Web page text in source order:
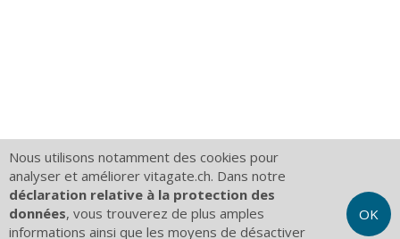
Nous utilisons notamment des cookies pour
analyser et améliorer vitagate.ch. Dans notre
déclaration relative à la protection des
données, vous trouverez de plus amples
informations ainsi que les moyens de désactiver
OK